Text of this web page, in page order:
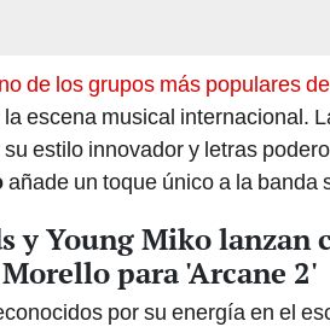
de los grupos más populares
escena musical internacional.
estilo innovador y letras
añade un toque único a la banda
y Young Miko lanzan
para 'Arcane 2'
por su energía en el